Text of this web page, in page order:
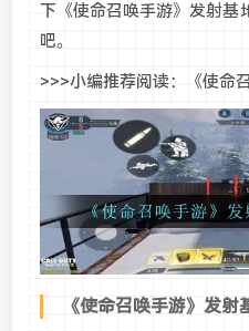
下《使命召唤手游》发射基
吧。
>>>小编推荐阅读：《使命
《使命召唤手游》发